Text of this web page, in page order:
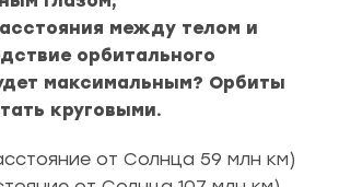
между телом и
орбитального
максимальным? Орбиты
круговыми.
от Солнца 59 млн км)